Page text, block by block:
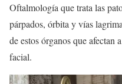
Oftalmología que trata las
párpados, órbita y vías
de estos órganos que afectan
facial.